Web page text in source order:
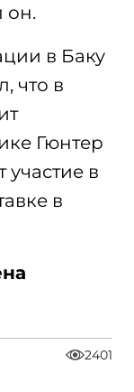
он.
в Баку
что в
Гюнтер
в
в
2401